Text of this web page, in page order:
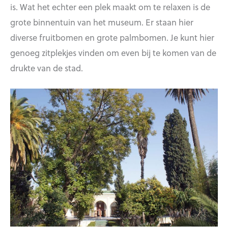
is. Wat het echter een plek maakt om te relaxen is de
grote binnentuin van het museum. Er staan hier
diverse fruitbomen en grote palmbomen. Je kunt hier
genoeg zitplekjes vinden om even bij te komen van de
drukte van de stad.